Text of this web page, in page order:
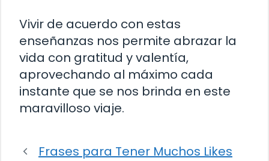
Vivir de acuerdo con estas
enseñanzas nos permite abrazar la
vida con gratitud y valentía,
aprovechando al máximo cada
instante que se nos brinda en este
maravilloso viaje.
Frases para Tener Muchos Likes